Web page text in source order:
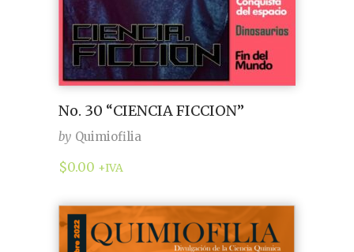
No. 30 “CIENCIA FICCION”
by Quimiofilia
$0.00 +IVA